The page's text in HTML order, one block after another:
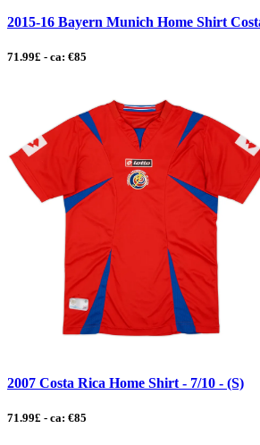
2015-16 Bayern Munich Home Shirt
71.99£ - ca: €85
2007 Costa Rica Home Shirt - 7/10 - (S)
71.99£ - ca: €85